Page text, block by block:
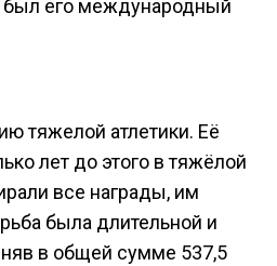
был его международный
тяжелой атлетики. Её
лет до этого в тяжёлой
все награды, им
была длительной и
в общей сумме 537,5